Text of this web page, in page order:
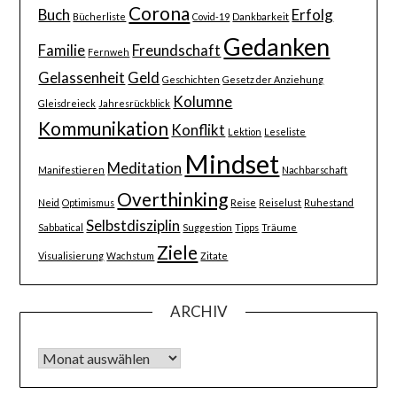
Buch Bücherliste Corona Covid-19 Dankbarkeit Erfolg
Familie Fernweh Freundschaft Gedanken
Gelassenheit Geld Geschichten Gesetz der Anziehung
Gleisdreieck Jahresrückblick Kolumne
Kommunikation Konflikt Lektion Leseliste
Manifestieren Meditation Mindset Nachbarschaft
Neid Optimismus Overthinking Reise Reiselust Ruhestand
Sabbatical Selbstdisziplin Suggestion Tipps Träume
Visualisierung Wachstum Ziele Zitate
ARCHIV
Archiv